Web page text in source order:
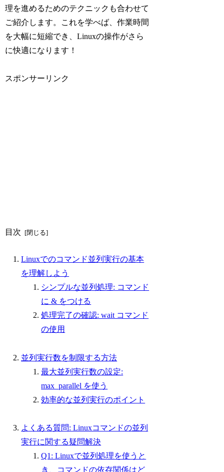
理を進めるためのテクニックも合わせて
ご紹介します。これを学べば、作業時間
を大幅に短縮でき、Linuxの操作がさら
に快適になります！
スポンサーリンク
目次
Linuxでのコマンド並列実行の基本
を理解しよう
シンプルな並列処理: コマンド
に & をつける
処理完了の確認: wait コマンド
の使用
並列実行数を制限する方法
最大並列実行数の設定:
max_parallel を使う
効率的な並列実行のポイント
よくある質問: Linuxコマンドの並列
実行に関する疑問解決
Q1: Linuxで並列処理を使うと
き、コマンドの依存関係はど